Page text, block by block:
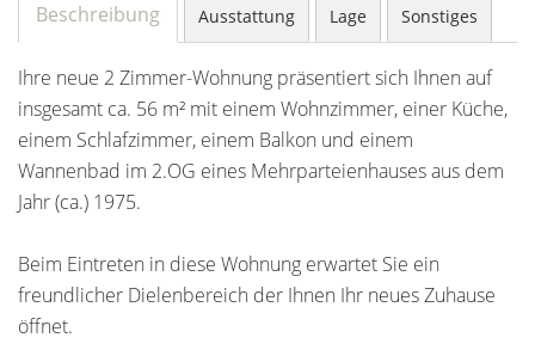
Beschreibung Ausstattung Lage Sonstiges
Ihre neue 2 Zimmer-Wohnung präsentiert sich Ihnen auf
insgesamt ca. 56 m² mit einem Wohnzimmer, einer Küche,
einem Schlafzimmer, einem Balkon und einem
Wannenbad im 2.OG eines Mehrparteienhauses aus dem
Jahr (ca.) 1975.
Beim Eintreten in diese Wohnung erwartet Sie ein
freundlicher Dielenbereich der Ihnen Ihr neues Zuhause
öffnet.